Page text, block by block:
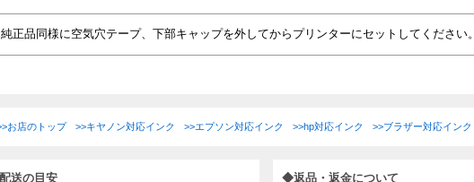
純正品同様に空気穴テープ、下部キャップを外してからプリンターにセットしてください。